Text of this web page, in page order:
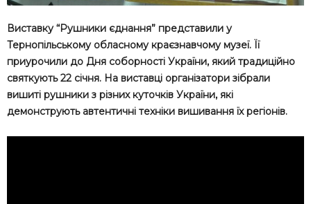
Виставку “Рушники єднання” представили у
Тернопільському обласному краєзнавчому музеї. Її
приурочили до Дня соборності України, який традиційно
святкують 22 січня. На виставці організатори зібрали
вишиті рушники з різних куточків України, які
демонструють автентичні техніки вишивання їх регіонів.